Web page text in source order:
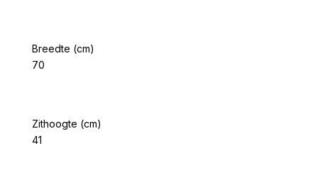
Breedte (cm)
70
Zithoogte (cm)
41